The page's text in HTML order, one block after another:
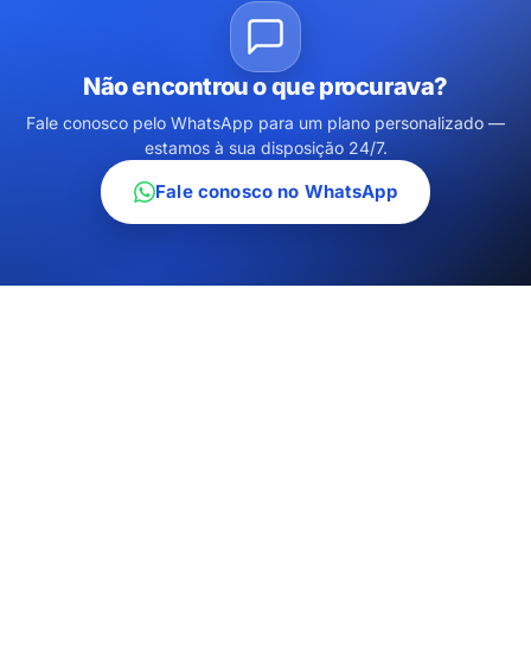
Não encontrou o que procurava?
Fale conosco pelo WhatsApp para um plano personalizado —
estamos à sua disposição 24/7.
Fale conosco no WhatsApp